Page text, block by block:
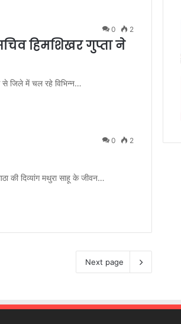
0 2
हिमशिखर गुप्ता ने
से जिले में चल रहे विभिन्न…
0 2
की दिव्यांग मथुरा साहू के जीवन…
Next page